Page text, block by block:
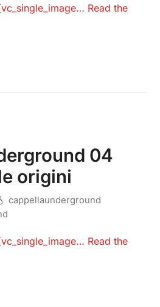
Read the
04
origini
cappellaunderground
Read the